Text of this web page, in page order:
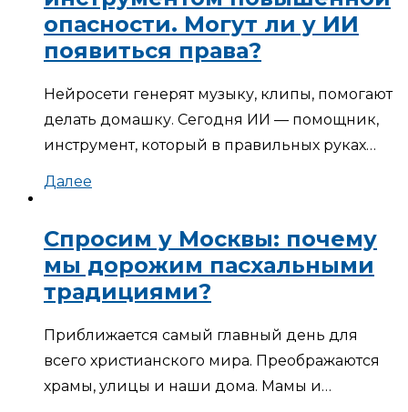
опасности. Могут ли у ИИ
появиться права?
Нейросети генерят музыку, клипы, помогают
делать домашку. Сегодня ИИ — помощник,
инструмент, который в правильных руках…
Далее
Спросим у Москвы: почему
мы дорожим пасхальными
традициями?
Приближается самый главный день для
всего христианского мира. Преображаются
храмы, улицы и наши дома. Мамы и…